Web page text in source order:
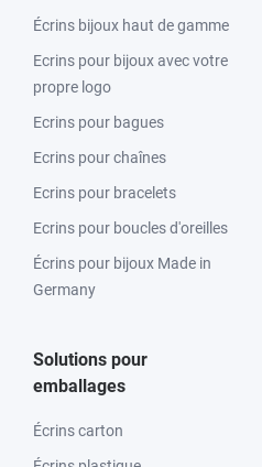
Écrins bijoux haut de gamme
Ecrins pour bijoux avec votre
propre logo
Ecrins pour bagues
Ecrins pour chaînes
Ecrins pour bracelets
Ecrins pour boucles d'oreilles
Écrins pour bijoux Made in
Germany
Solutions pour
emballages
Écrins carton